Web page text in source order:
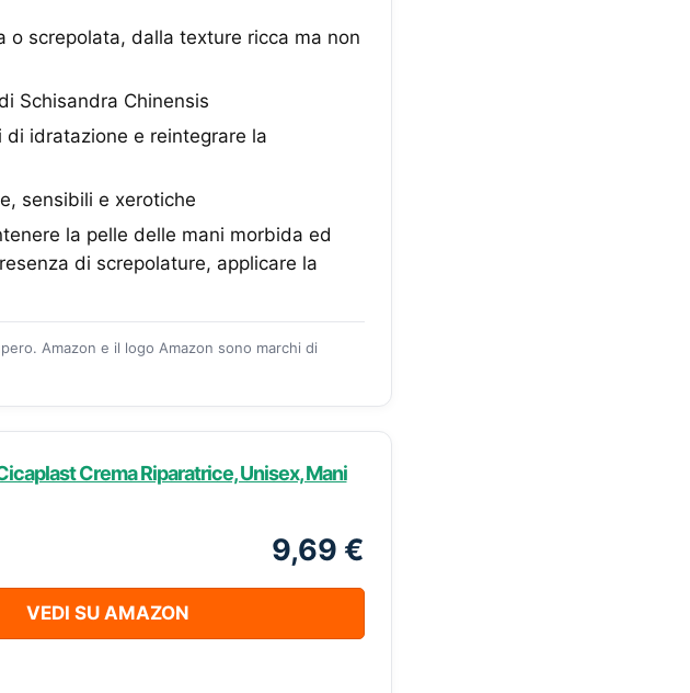
o screpolata, dalla texture ricca ma non
Schisandra Chinensis
di idratazione e reintegrare la
sensibili e xerotiche
la pelle delle mani morbida ed
di screpolature, applicare la
Amazon e il logo Amazon sono marchi di
Crema Riparatrice, Unisex, Mani
9,69 €
VEDI SU AMAZON